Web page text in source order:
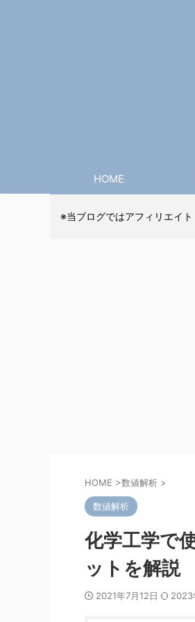
HOME
※当ブログではアフィリエイ
HOME >数値解析 >
数値解析
化学工学で
ットを解説
2021年7月12日 2023